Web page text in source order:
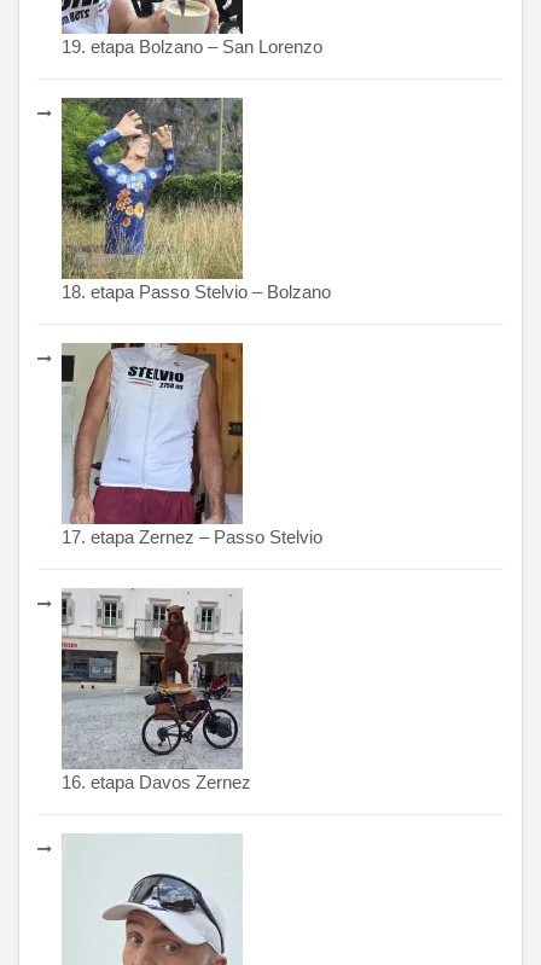
19. etapa Bolzano – San Lorenzo
18. etapa Passo Stelvio – Bolzano
17. etapa Zernez – Passo Stelvio
16. etapa Davos Zernez